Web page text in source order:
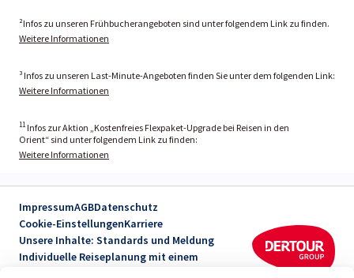
²Infos zu unseren Frühbucherangeboten sind unter folgendem Link zu finden.
Weitere Informationen
³ Infos zu unseren Last-Minute-Angeboten finden Sie unter dem folgenden Link:
Weitere Informationen
11 Infos zur Aktion „Kostenfreies Flexpaket-Upgrade bei Reisen in den
Orient“ sind unter folgendem Link zu finden:
Weitere Informationen
ImpressumAGBDatenschutz
Cookie-EinstellungenKarriere
Unsere Inhalte: Standards und Meldung
Individuelle Reiseplanung mit einem